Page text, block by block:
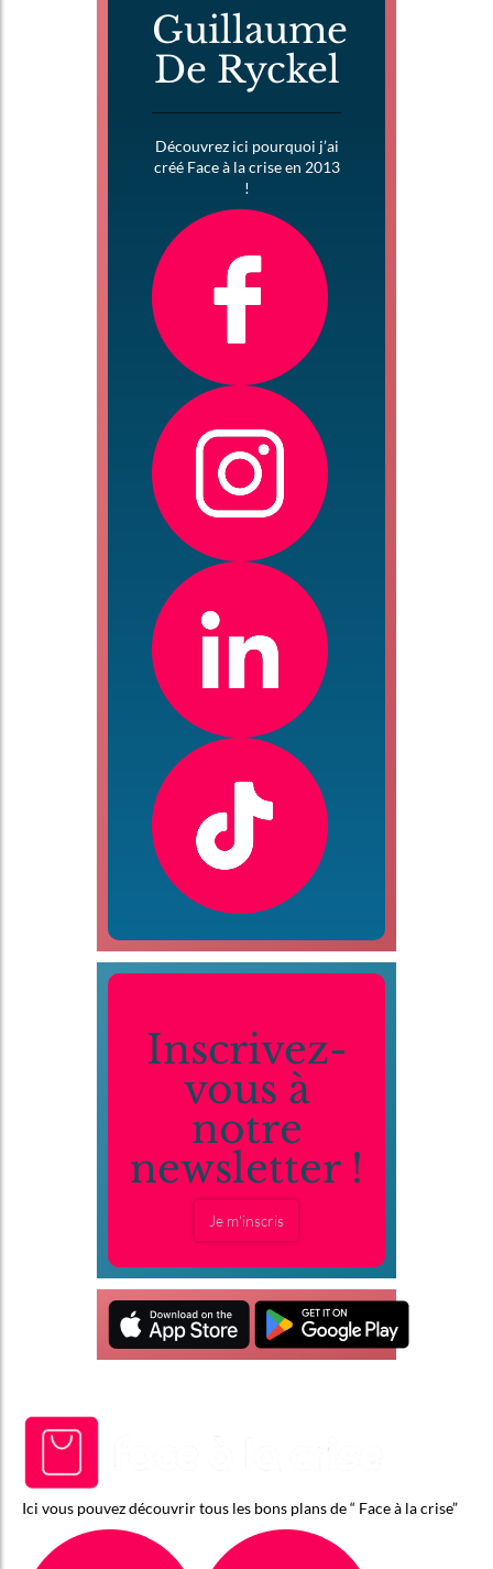
Guillaume
De Ryckel
Découvrez ici pourquoi j’ai
créé Face à la crise en 2013
!
Inscrivez-
vous à
notre
newsletter !
Je m'inscris
Ici vous pouvez découvrir tous les bons plans de “ Face à la crise”